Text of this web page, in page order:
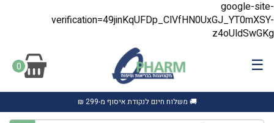
google-site-
verification=49jinKqUFDp_ClVfHN0UxGJ_YT0mXSY-
z4oUldSwGKg
☰
0
🚚 משלוח חינם לנקודת איסוף מ-299 ₪